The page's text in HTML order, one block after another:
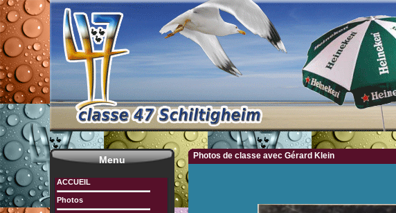
Menu
ACCUEIL
Photos
Photos de classe avec Gérard Klein